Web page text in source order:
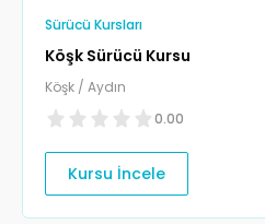
Sürücü Kursları
Köşk Sürücü Kursu
Köşk / Aydın
0.00
Kursu İncele